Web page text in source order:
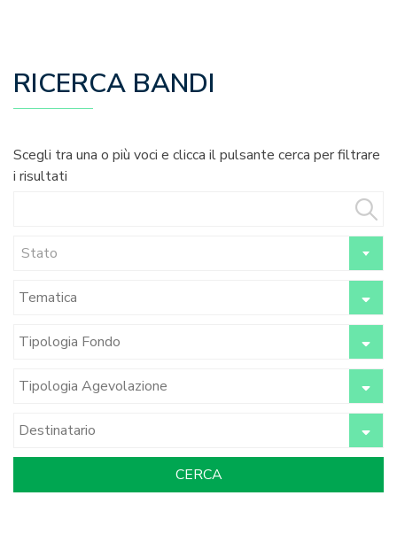
RICERCA BANDI
Scegli tra una o più voci e clicca il pulsante cerca per filtrare
i risultati
Stato